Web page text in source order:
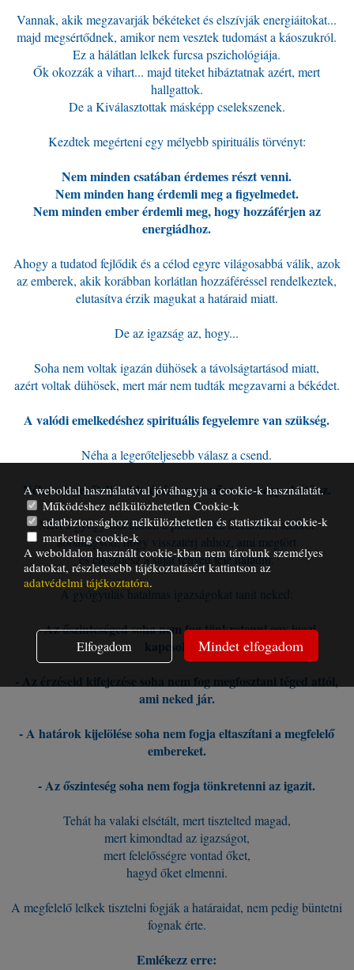
Vannak, akik megzavarják békéteket és elszívják energiáitokat...
majd megsértődnek, amikor nem vesztek tudomást a káoszukról.
Ez a hálátlan lelkek furcsa pszichológiája.
Ők okozzák a vihart... majd titeket hibáztatnak azért, mert
hallgattok.
De a Kiválasztottak másképp cselekszenek.
Kezdtek megérteni egy mélyebb spirituális törvényt:
Nem minden csatában érdemes részt venni.
Nem minden hang érdemli meg a figyelmedet.
Nem minden ember érdemli meg, hogy hozzáférjen az
energiádhoz.
Ahogy a tudatod fejlődik és a célod egyre világosabbá válik, azok
az emberek, akik korábban korlátlan hozzáféréssel rendelkeztek,
elutasítva érzik magukat a határaid miatt.
De az igazság az, hogy...
Soha nem voltak igazán dühösek a távolságtartásod miatt,
azért voltak dühösek, mert már nem tudták megzavarni a békédet.
A valódi emelkedéshez spirituális fegyelemre van szükség.
Néha a legerőteljesebb válasz a csend.
Néha a legerőteljesebb lépés egyszerűen az, hogy elsétálsz.
Mert a gyógyulás abban a pillanatban kezdődik, amikor
abbahagyod, hogy visszatérj ahhoz, ami megtört
és elkezdesz a saját fényed felé haladni.
A gyógyulás hatalmas igazságokat tanít neked:
- Az őszinteséged soha nem fog tönkretenni egy igazi
kapcsolatot.
- Az érzéseid kifejezése soha nem fog megfosztani téged attól,
ami neked jár.
- A határok kijelölése soha nem fogja eltaszítani a megfelelő
embereket.
- Az őszinteség soha nem fogja tönkretenni az igazit.
Tehát ha valaki elsétált, mert tisztelted magad,
mert kimondtad az igazságot,
mert felelősségre vontad őket,
hagyd őket elmenni.
A megfelelő lelkek tisztelni fogják a határaidat, nem pedig büntetni
fognak érte.
Emlékezz erre:
A weboldal használatával jóváhagyja a cookie-k használatát.
Működéshez nélkülözhetetlen Cookie-k
adatbiztonsághoz nélkülözhetetlen és statisztikai cookie-k
marketing cookie-k
A weboldalon használt cookie-kban nem tárolunk személyes
adatokat, részletesebb tájékoztatásért kattintson az
adatvédelmi tájékoztatóra.
Elfogadom Mindet elfogadom